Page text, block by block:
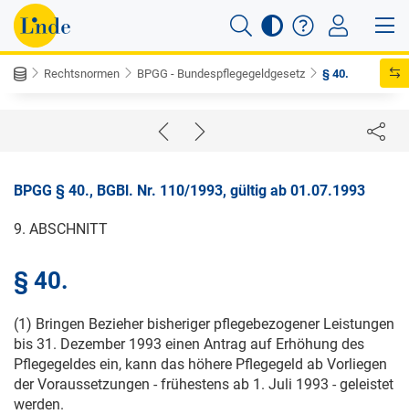
Rechtsnormen BPGG - Bundespflegegeldgesetz § 40.
BPGG § 40., BGBl. Nr. 110/1993, gültig ab 01.07.1993
9. ABSCHNITT
§ 40.
(1) Bringen Bezieher bisheriger pflegebezogener Leistungen
bis 31. Dezember 1993 einen Antrag auf Erhöhung des
Pflegegeldes ein, kann das höhere Pflegegeld ab Vorliegen
der Voraussetzungen - frühestens ab 1. Juli 1993 - geleistet
werden.